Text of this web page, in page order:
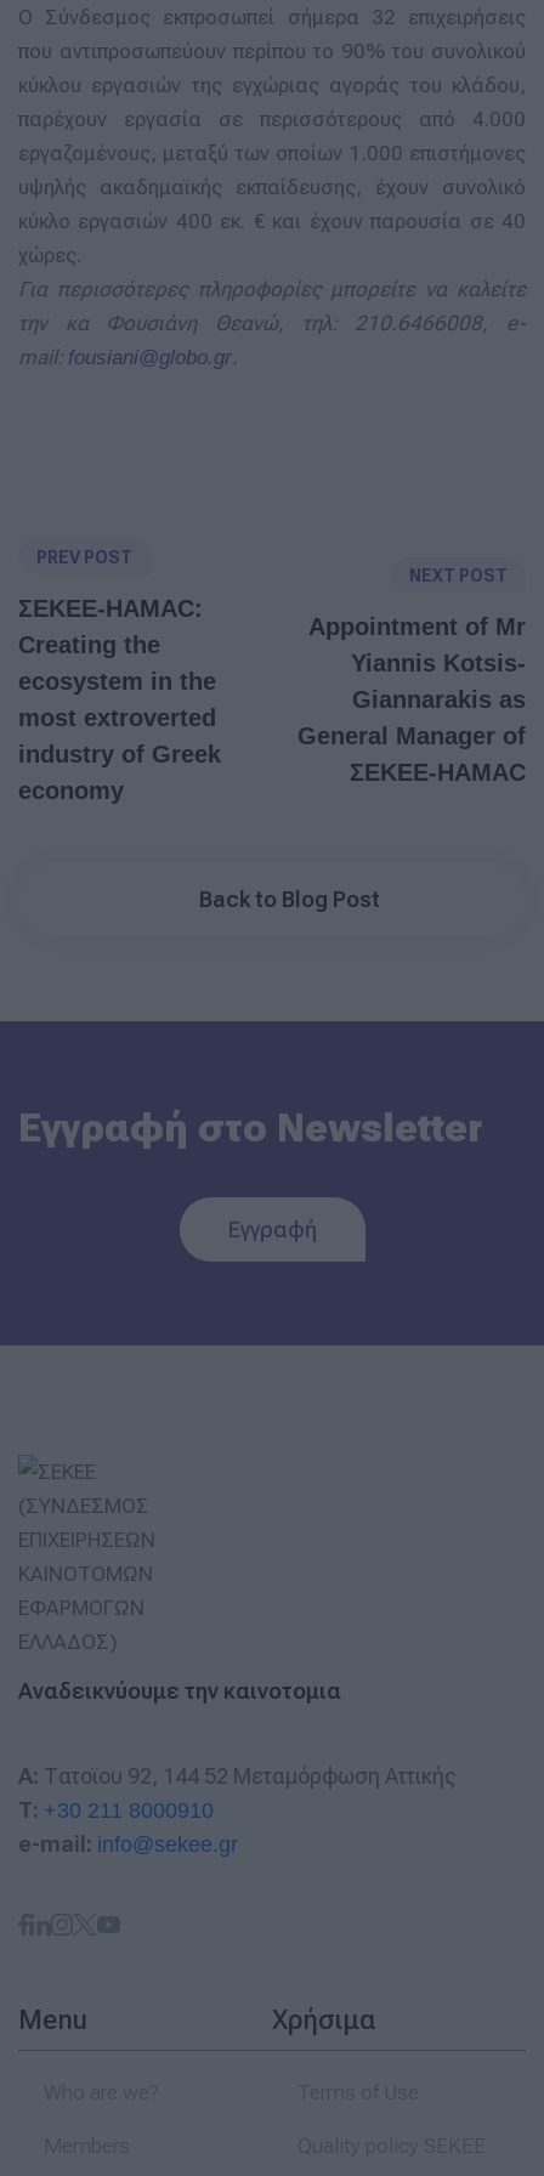
Ο Σύνδεσμος εκπροσωπεί σήμερα 32 επιχειρήσεις
που αντιπροσωπεύουν περίπου το 90% του συνολικού
κύκλου εργασιών της εγχώριας αγοράς του κλάδου,
παρέχουν εργασία σε περισσότερους από 4.000
εργαζομένους, μεταξύ των οποίων 1.000 επιστήμονες
υψηλής ακαδημαϊκής εκπαίδευσης, έχουν συνολικό
κύκλο εργασιών 400 εκ. € και έχουν παρουσία σε 40
χώρες.
Για περισσότερες πληροφορίες μπορείτε να καλείτε
την κα Φουσιάνη Θεανώ, τηλ: 210.6466008, e-
mail: fousiani@globo.gr.
PREV POST
ΣΕΚΕΕ-HAMAC:
Creating the
ecosystem in the
most extroverted
industry of Greek
economy
NEXT POST
Appointment of Mr
Yiannis Kotsis-
Giannarakis as
General Manager of
ΣΕΚΕΕ-HAMAC
Back to Blog Post
Εγγραφή στο Newsletter
Εγγραφή
Αναδεικνύουμε την καινοτομια
A: Τατοϊου 92, 144 52 Μεταμόρφωση Αττικής
T: +30 211 8000910
e-mail: info@sekee.gr
Menu Χρήσιμα